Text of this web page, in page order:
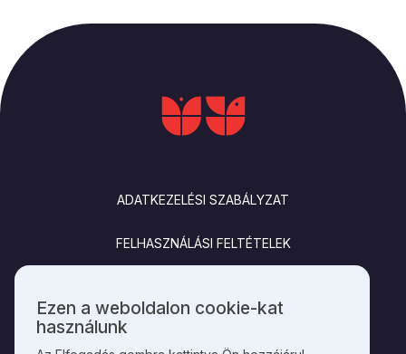
ADATKEZELÉSI SZABÁLYZAT
FELHASZNÁLÁSI FELTÉTELEK
Személyes
adatok
Ezen a weboldalon cookie-kat
használunk